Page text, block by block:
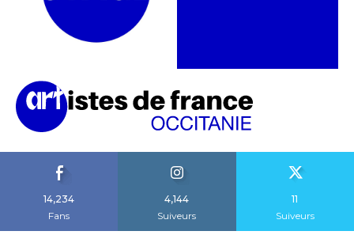
14,234
Fans
4,144
Suiveurs
11
Suiveurs